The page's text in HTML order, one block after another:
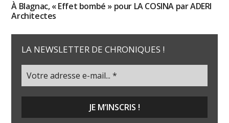
À Blagnac, « Effet bombé » pour LA COSINA par ADERI
Architectes
LA NEWSLETTER DE CHRONIQUES !